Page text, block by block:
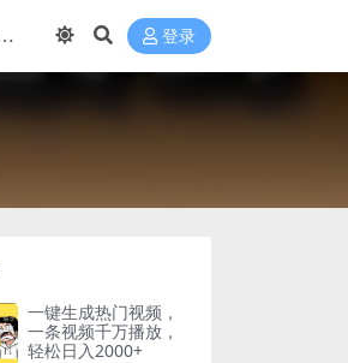
登录
一键生成热门视频，
一条视频千万播放，
轻松日入2000+